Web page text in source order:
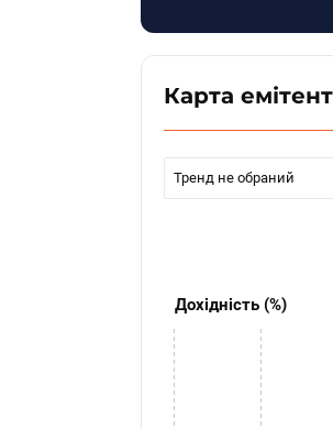
Карта
Тренд не обраний
Дохідність (%)